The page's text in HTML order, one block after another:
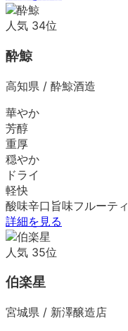
人気 34位
酔鯨
高知県 / 酔鯨酒造
華やか
芳醇
重厚
穏やか
ドライ
軽快
酸味辛口 旨味フルーティ
詳細を見る
人気 35位
伯楽星
宮城県 / 新澤醸造店